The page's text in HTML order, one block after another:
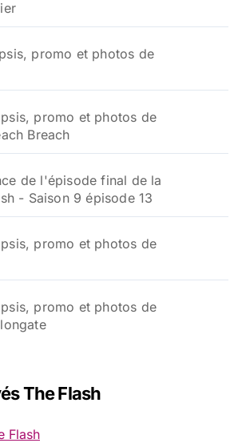
promo et photos de
promo et photos de
Breach
de l'épisode final de la
- Saison 9 épisode 13
promo et photos de
promo et photos de
The Flash
Flash